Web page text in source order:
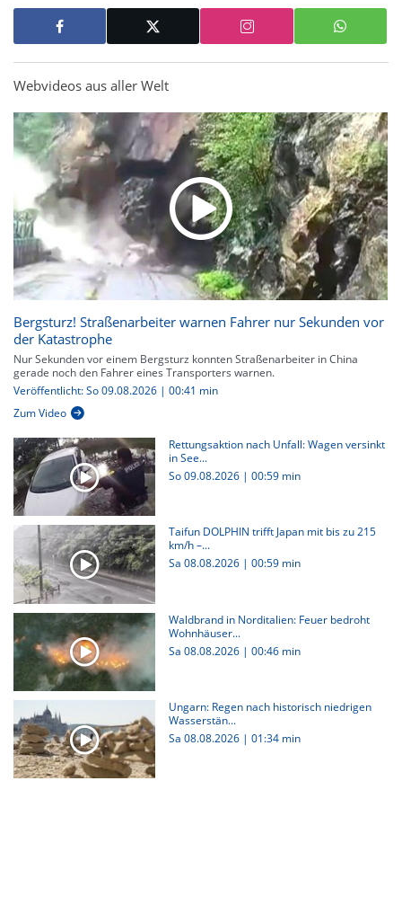
Webvideos aus aller Welt
Bergsturz! Straßenarbeiter warnen Fahrer nur Sekunden vor
der Katastrophe
Nur Sekunden vor einem Bergsturz konnten Straßenarbeiter in China
gerade noch den Fahrer eines Transporters warnen.
Veröffentlicht: So 09.08.2026 | 00:41 min
Zum Video
Rettungsaktion nach Unfall: Wagen versinkt
in See...
So 09.08.2026 | 00:59 min
Taifun DOLPHIN trifft Japan mit bis zu 215
km/h –...
Sa 08.08.2026 | 00:59 min
Waldbrand in Norditalien: Feuer bedroht
Wohnhäuser...
Sa 08.08.2026 | 00:46 min
Ungarn: Regen nach historisch niedrigen
Wasserstän...
Sa 08.08.2026 | 01:34 min